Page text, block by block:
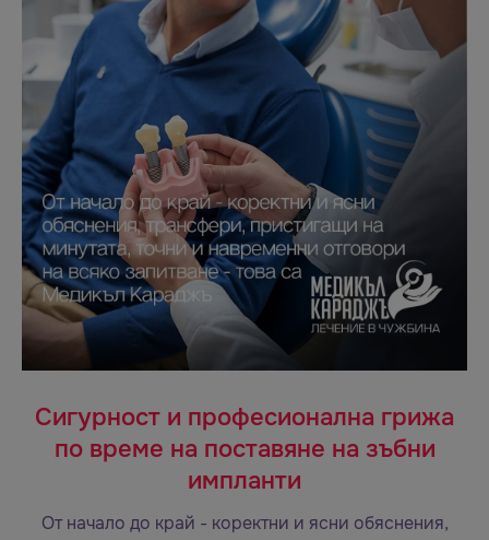
Сигурност и професионална грижа
по време на поставяне на зъбни
импланти
От начало до край - коректни и ясни обяснения,